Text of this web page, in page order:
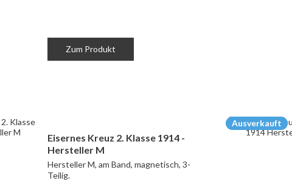
Zum Produkt
Eisernes Kreuz 2. Klasse 1914 -
Hersteller M
Hersteller M, am Band, magnetisch, 3-
Teilig.
Ausverkauft